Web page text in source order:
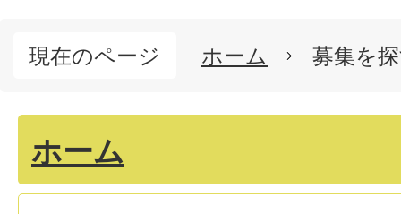
現在のページ ホーム 募集を
ホーム